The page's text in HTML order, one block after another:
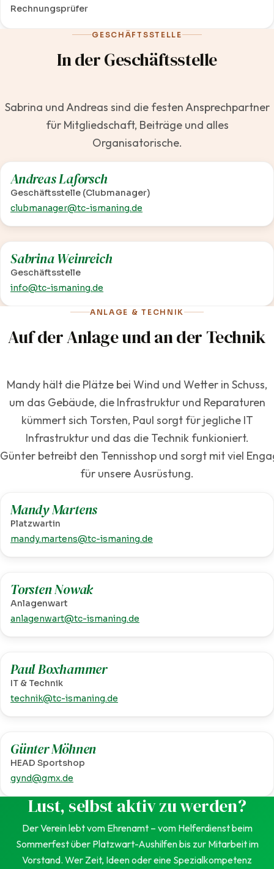
Rechnungsprüfer
GESCHÄFTSSTELLE
In der Geschäftsstelle
Sabrina und Andreas sind die festen Ansprechpartner
für Mitgliedschaft, Beiträge und alles
Organisatorische.
Andreas Laforsch
Geschäftsstelle (Clubmanager)
clubmanager@tc-ismaning.de
Sabrina Weinreich
Geschäftsstelle
info@tc-ismaning.de
ANLAGE & TECHNIK
Auf der Anlage und an der Technik
Mandy hält die Plätze bei Wind und Wetter in Schuss,
um das Gebäude, die Infrastruktur und Reparaturen
kümmert sich Torsten, Paul sorgt für jegliche IT
Infrastruktur und das die Technik funkioniert.
Günter betreibt den Tennisshop und sorgt mit viel
für unsere Ausrüstung.
Mandy Martens
Platzwartin
mandy.martens@tc-ismaning.de
Torsten Nowak
Anlagenwart
anlagenwart@tc-ismaning.de
Paul Boxhammer
IT & Technik
technik@tc-ismaning.de
Günter Möhnen
HEAD Sportshop
gynd@gmx.de
Lust, selbst aktiv zu werden?
Der Verein lebt vom Ehrenamt – vom Helferdienst beim
Sommerfest über Platzwart-Aushilfen bis zur Mitarbeit im
Vorstand. Wer Zeit, Ideen oder eine Spezialkompetenz